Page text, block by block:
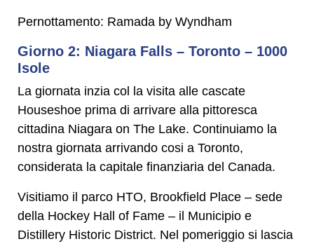
Pernottamento: Ramada by Wyndham
Giorno 2: Niagara Falls – Toronto – 1000
Isole
La giornata inzia col la visita alle cascate
Houseshoe prima di arrivare alla pittoresca
cittadina Niagara on The Lake. Continuiamo la
nostra giornata arrivando cosi a Toronto,
considerata la capitale finanziaria del Canada.
Visitiamo il parco HTO, Brookfield Place – sede
della Hockey Hall of Fame – il Municipio e
Distillery Historic District. Nel pomeriggio si lascia